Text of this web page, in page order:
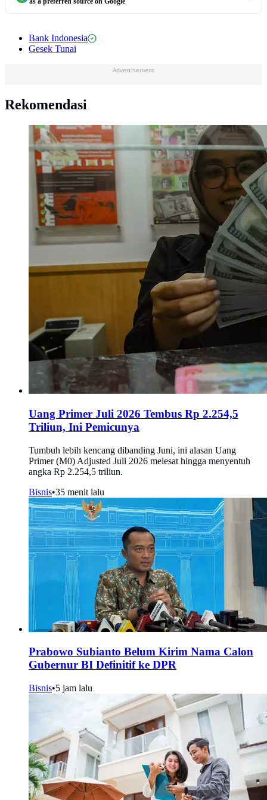
Bank Indonesia
Gesek Tunai
Advertisement
Rekomendasi
Uang Primer Juli 2026 Tembus Rp 2.254,5
Triliun, Ini Pemicunya
Tumbuh lebih kencang dibanding Juni, ini alasan Uang
Primer (M0) Adjusted Juli 2026 melesat hingga menyentuh
angka Rp 2.254,5 triliun.
Bisnis•35 menit lalu
Prabowo Subianto Belum Kirim Nama Calon
Gubernur BI Definitif ke DPR
Bisnis•5 jam lalu